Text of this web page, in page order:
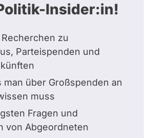
Insider:in!
zu
Parteispenden und
man über Großspenden an
muss
Fragen und
von Abgeordneten